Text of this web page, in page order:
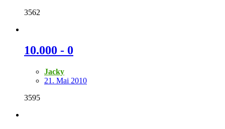
3562
10.000 - 0
Jacky
21. Mai 2010
3595